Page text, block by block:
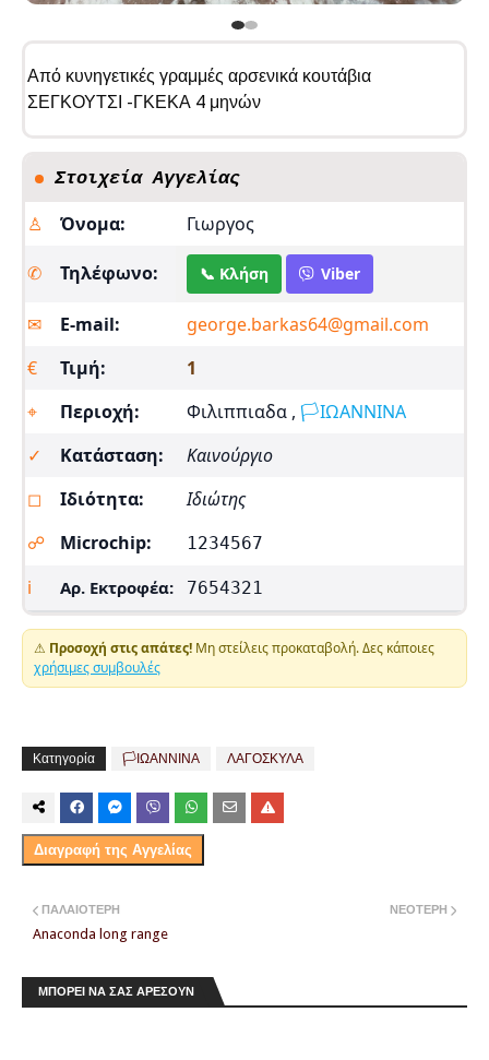
Από κυνηγετικές γραμμές αρσενικά κουτάβια
ΣΕΓΚΟΥΤΣΙ -ΓΚΕΚΑ 4 μηνών
Στοιχεία Αγγελίας
♙ Όνομα: Γιωργος
✆ Τηλέφωνο: 📞 Κλήση Viber
✉︎ E-mail:
george.barkas64@gmail.com
€
Τιμή:
1
⌖
Περιοχή: Φιλιππιαδα , 🏳️ΙΩΑΝΝΙΝΑ
✓
Κατάσταση:
Καινούργιο
◻
Ιδιότητα:
Ιδιώτης
☍
Microchip: 1234567
ℹ Αρ. Εκτροφέα: 7654321
⚠ Προσοχή στις απάτες! Μη στείλεις προκαταβολή. Δες κάποιες
χρήσιμες συμβουλές
Κατηγορία 🏳️ΙΩΑΝΝΙΝΑ ΛΑΓΟΣΚΥΛΑ
Διαγραφή της Αγγελίας
ΝΕΌΤΕΡΗ
ΠΑΛΑΙΌΤΕΡΗ
Anaconda long range
ΜΠΟΡΕΙ ΝΑ ΣΑΣ ΑΡΕΣΟΥΝ